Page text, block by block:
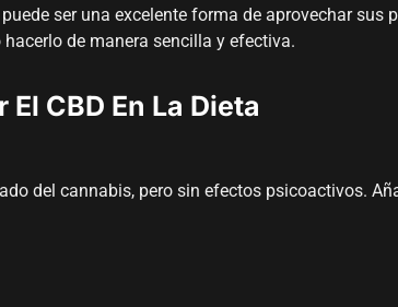
ser una excelente forma de aprovechar sus
de manera sencilla y efectiva.
CBD En La Dieta
del cannabis, pero sin efectos psicoactivos.